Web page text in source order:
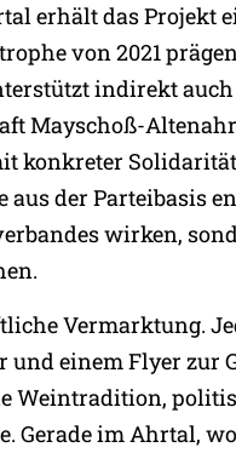
erhält das Projekt
von 2021
indirekt
Mayschoß-
konkreter
der Parteibasis
wirken,
Vermarktung.
einem Flyer zur
Weintradition,
Gerade im Ahrtal,